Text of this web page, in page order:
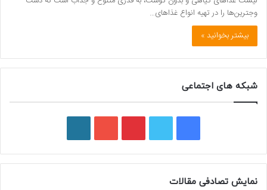
وجترین‌ها را در تهیه انواع غذاهای…
بیشتر بخوانید »
شبکه های اجتماعی
ی
س
و
ی
و
ر
نمایش تصادفی مقالات